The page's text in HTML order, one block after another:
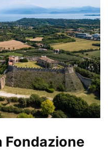
Fondazione